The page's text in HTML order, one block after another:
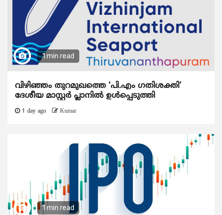
1 min read
വിഴിഞ്ഞം തുറമുഖത്തെ ‘പി.എം ഗതിശക്തി’
ദേശീയ മാസ്റ്റർ പ്ലാനിൽ ഉൾപ്പെടുത്തി
1 day ago Kumar
1 min read